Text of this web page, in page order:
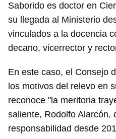
Saborido es doctor en
su llegada al Ministerio
vinculados a la docencia
decano, vicerrector y
En este caso, el Consejo
los motivos del relevo en
reconoce "la meritoria
saliente, Rodolfo Alarcón,
responsabilidad desde